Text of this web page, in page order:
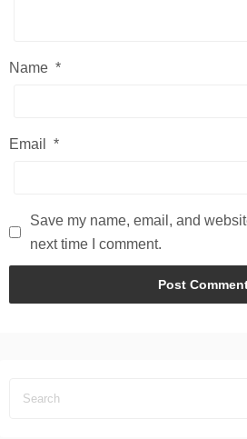
Name *
Email *
Save my name, email, and
next time I comment.